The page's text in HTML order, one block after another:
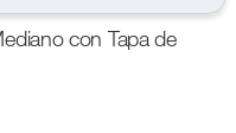
r
con Tapa de